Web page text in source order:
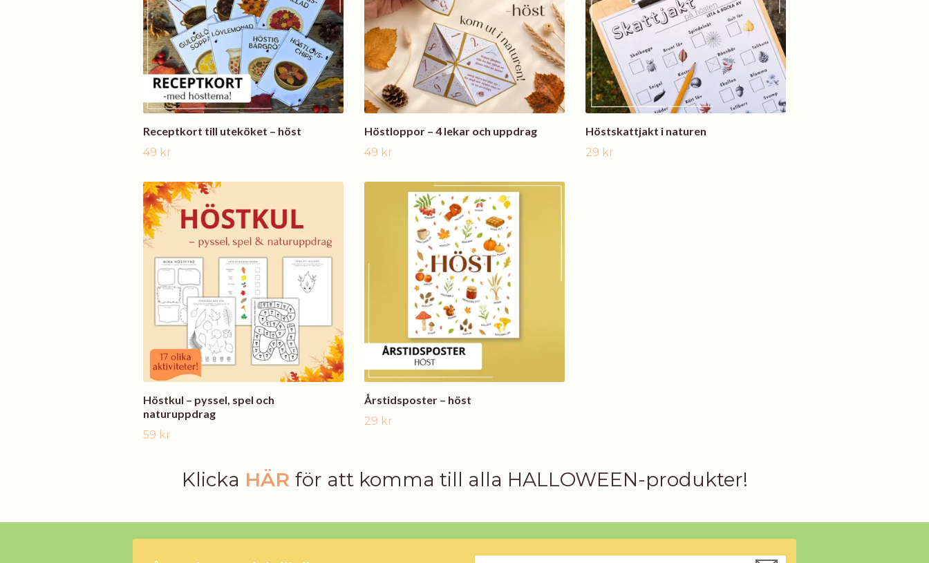
Receptkort till uteköket – höst
49 kr
Höstloppor – 4 lekar och uppdrag
49 kr
Höstskattjakt i naturen
29 kr
Höstkul – pyssel, spel och
naturuppdrag
59 kr
Årstidsposter – höst
29 kr
Klicka HÄR för att komma till alla HALLOWEEN-produkter!